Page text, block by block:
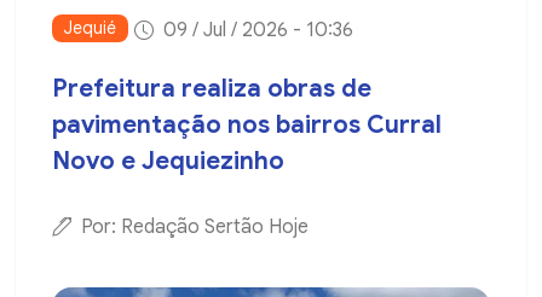
Jequié 09 / Jul / 2026 - 10:36
Prefeitura realiza obras de
pavimentação nos bairros Curral
Novo e Jequiezinho
Por: Redação Sertão Hoje